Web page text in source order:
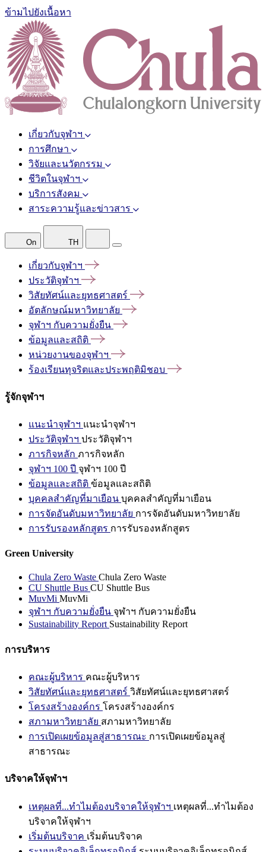
ข้ามไปยังเนื้อหา
เกี่ยวกับจุฬาฯ
การศึกษา
วิจัยและนวัตกรรม
ชีวิตในจุฬาฯ
บริการสังคม
สาระความรู้และข่าวสาร
On TH
เกี่ยวกับจุฬาฯ
ประวัติจุฬาฯ
วิสัยทัศน์และยุทธศาสตร์
อัตลักษณ์มหาวิทยาลัย
จุฬาฯ กับความยั่งยืน
ข้อมูลและสถิติ
หน่วยงานของจุฬาฯ
ร้องเรียนทุจริตและประพฤติมิชอบ
รู้จักจุฬาฯ
แนะนำจุฬาฯ แนะนำจุฬาฯ
ประวัติจุฬาฯ ประวัติจุฬาฯ
ภารกิจหลัก ภารกิจหลัก
จุฬาฯ 100 ปี จุฬาฯ 100 ปี
ข้อมูลและสถิติ ข้อมูลและสถิติ
บุคคลสำคัญที่มาเยือน บุคคลสำคัญที่มาเยือน
การจัดอันดับมหาวิทยาลัย การจัดอันดับมหาวิทยาลัย
การรับรองหลักสูตร การรับรองหลักสูตร
Green University
Chula Zero Waste Chula Zero Waste
CU Shuttle Bus CU Shuttle Bus
MuvMi MuvMi
จุฬาฯ กับความยั่งยืน จุฬาฯ กับความยั่งยืน
Sustainability Report Sustainability Report
การบริหาร
คณะผู้บริหาร คณะผู้บริหาร
วิสัยทัศน์และยุทธศาสตร์ วิสัยทัศน์และยุทธศาสตร์
โครงสร้างองค์กร โครงสร้างองค์กร
สภามหาวิทยาลัย สภามหาวิทยาลัย
การเปิดเผยข้อมูลสู่สาธารณะ การเปิดเผยข้อมูลสู่
สาธารณะ
บริจาคให้จุฬาฯ
เหตุผลที่...ทำไมต้องบริจาคให้จุฬาฯ เหตุผลที่...ทำไมต้อง
บริจาคให้จุฬาฯ
เริ่มต้นบริจาค เริ่มต้นบริจาค